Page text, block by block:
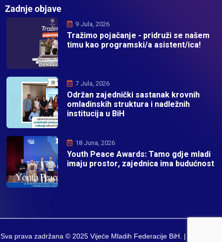
Zadnje objave
9 Jula, 2026
Tražimo pojačanje - pridruži se našem
timu kao programski/a asistent/ica!
7 Jula, 2026
Održan zajednički sastanak krovnih
omladinskih struktura i nadležnih
institucija u BiH
18 Juna, 2026
Youth Peace Awards: Tamo gdje mladi
imaju prostor, zajednica ima budućnost
Sva prava zadržana © 2025 Vijeće Mladih Federacije BiH. | Developed